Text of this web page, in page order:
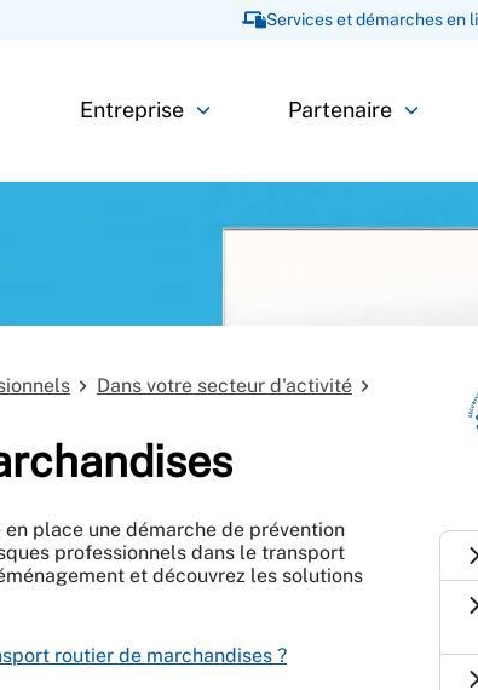
Services et démarches en
Entreprise Partenaire
Dans votre secteur d'activité
place une démarche de prévention
professionnels dans le transport
et découvrez les solutions
routier de marchandises ?